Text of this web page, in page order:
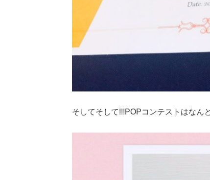
そしてそして!!!POPコンテストはなん